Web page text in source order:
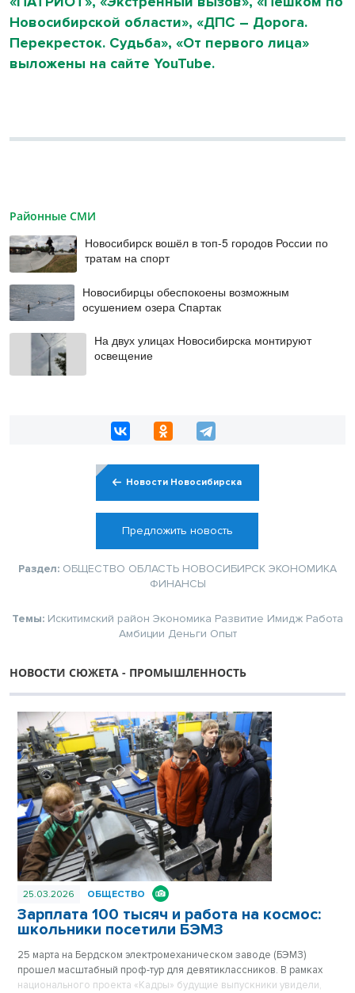
Новосибирской области», «ДПС – Дорога.
Перекресток. Судьба», «От первого лица»
выложены на сайте YouTube.
Районные СМИ
Новосибирск вошёл в топ-5 городов России по
тратам на спорт
Новосибирцы обеспокоены возможным
осушением озера Спартак
На двух улицах Новосибирска монтируют
освещение
Новости Новосибирска
Предложить новость
Раздел: ОБЩЕСТВО ОБЛАСТЬ НОВОСИБИРСК ЭКОНОМИКА
ФИНАНСЫ
Темы: Искитимский район Экономика Развитие Имидж Работа
Амбиции Деньги Опыт
НОВОСТИ СЮЖЕТА - ПРОМЫШЛЕННОСТЬ
25.03.2026 ОБЩЕСТВО
Зарплата 100 тысяч и работа на космос:
школьники посетили БЭМЗ
25 марта на Бердском электромеханическом заводе (БЭМЗ)
прошел масштабный проф-тур для девятиклассников. В рамках
национального проекта «Кадры» будущие выпускники увидели,